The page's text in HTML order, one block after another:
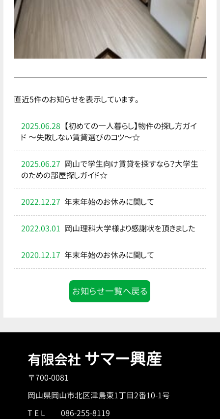
直近5件のお知らせを表示しています。
2025.06.28 【初めての一人暮らし】物件の探し方ガイ
ド ～失敗しない賃貸選びのコツ～☆
2025.06.27 岡山で学生向け賃貸を探すなら？大学生
のための部屋探しガイド☆
2022.12.27 年末年始のお休みに関して
2022.03.01 岡山理科大学様より感謝状を頂きました
2020.12.17 年末年始のお休みに関して
お知らせ一覧へ戻る
有限会社サマー興産
〒700-0081
岡山県岡山市北区津島東1丁目2番10-1号
T E L 086-255-8119